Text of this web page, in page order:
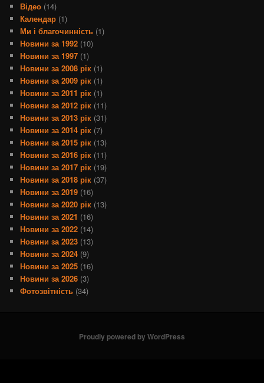
Відео (14)
Календар (1)
Ми і благочинність (1)
Новини за 1992 (10)
Новини за 1997 (1)
Новини за 2008 рік (1)
Новини за 2009 рік (1)
Новини за 2011 рік (1)
Новини за 2012 рік (11)
Новини за 2013 рік (31)
Новини за 2014 рік (7)
Новини за 2015 рік (13)
Новини за 2016 рік (11)
Новини за 2017 рік (19)
Новини за 2018 рік (37)
Новини за 2019 (16)
Новини за 2020 рік (13)
Новини за 2021 (16)
Новини за 2022 (14)
Новини за 2023 (13)
Новини за 2024 (9)
Новини за 2025 (16)
Новини за 2026 (3)
Фотозвітність (34)
Proudly powered by WordPress